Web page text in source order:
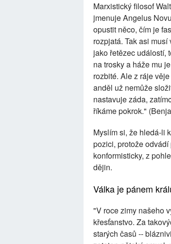
Marxistický filosof
jmenuje Angelus
opustit něco, čím je
rozpjatá. Tak asi
jako řetězec událostí,
na trosky a háže mu
rozbité. Ale z ráje
anděl už nemůže
nastavuje záda,
říkáme pokrok."
Myslím si, že hledá-li
pozici, protože
konformisticky, z
dějin.
Válka je pánem
"V roce zimy našeho
křesťanstvo. Za
starých časů --